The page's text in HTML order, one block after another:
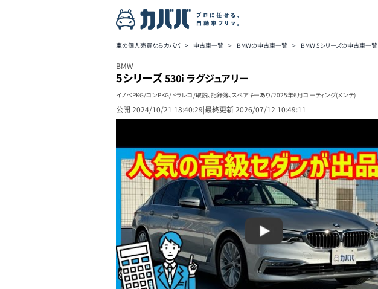
車の個人売買ならカババ > 中古車一覧 > BMWの中古車一覧 > BMW 5シリーズの中古車一覧
BMW
5シリーズ530i ラグジュアリー
イノベPKG/コンPKG/ドラレコ/取説、記録簿、スペアキーあり/2025年6月コーティング(メンテ)
公開 2024/10/21 18:40:29|最終更新2026/07/12 10:49:11